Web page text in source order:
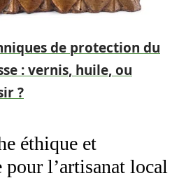
de protection du
: vernis, huile, ou
?
éthique et
pour l’artisanat local